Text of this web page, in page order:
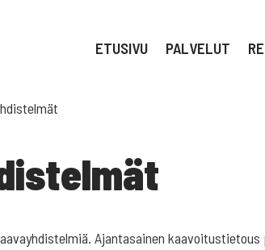
ETUSIVU PALVELUT
Ajantasainen